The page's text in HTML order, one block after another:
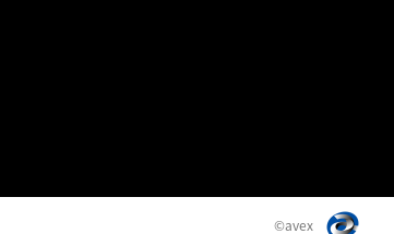
©avex